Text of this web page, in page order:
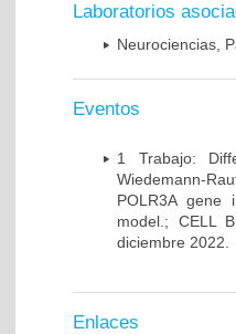
Laboratorios
Neurociencias,
Eventos
1 Trabajo:
Wiedemann-
POLR3A gene
model.; CELL
diciembre 2022.
Enlaces